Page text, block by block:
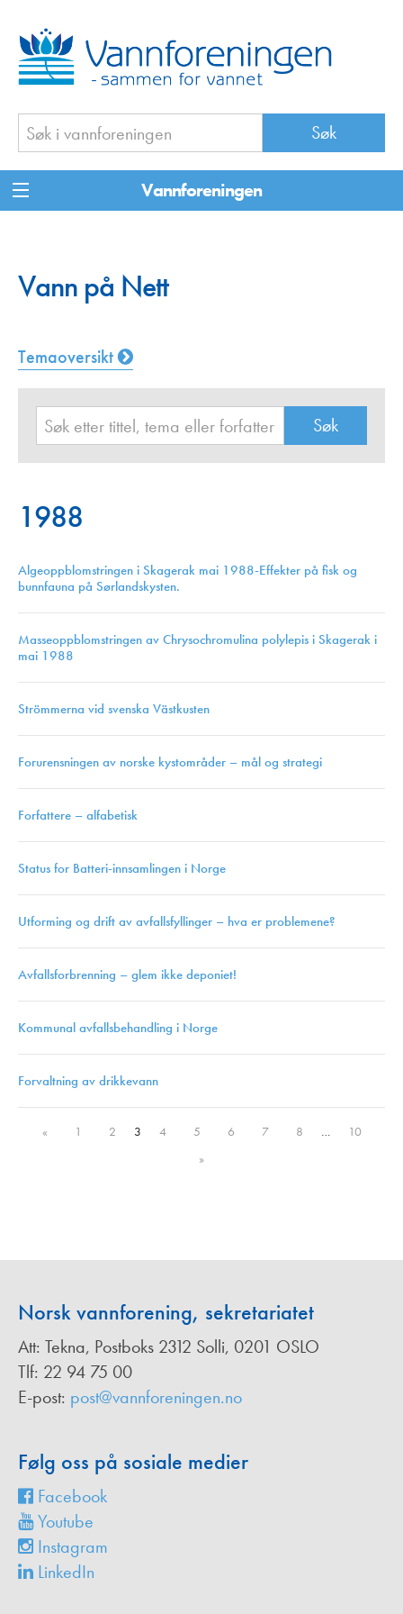
Vannforeningen
Vann på Nett
Temaoversikt
1988
Algeoppblomstringen i Skagerak mai 1988-Effekter på fisk og
bunnfauna på Sørlandskysten.
Masseoppblomstringen av Chrysochromulina polylepis i Skagerak i
mai 1988
Strömmerna vid svenska Västkusten
Forurensningen av norske kystområder – mål og strategi
Forfattere – alfabetisk
Status for Batteri-innsamlingen i Norge
Utforming og drift av avfallsfyllinger – hva er problemene?
Avfallsforbrenning – glem ikke deponiet!
Kommunal avfallsbehandling i Norge
Forvaltning av drikkevann
« 1 2 3 4 5 6 7 8 …
10
»
Norsk vannforening, sekretariatet
Att: Tekna, Postboks 2312 Solli, 0201 OSLO
Tlf: 22 94 75 00
E-post: post@vannforeningen.no
Følg oss på sosiale medier
Facebook
Youtube
Instagram
LinkedIn